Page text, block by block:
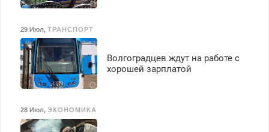
29 Июл, ТРАНСПОРТ
Волгоградцев ждут на работе с
хорошей зарплатой
28 Июл, ЭКОНОМИКА